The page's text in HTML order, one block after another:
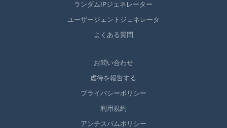
ランダムIPジェネレーター
ユーザージェントジェネレータ
よくある質問
お問い合わせ
虐待を報告する
プライバシーポリシー
利用規約
アンチスパムポリシー